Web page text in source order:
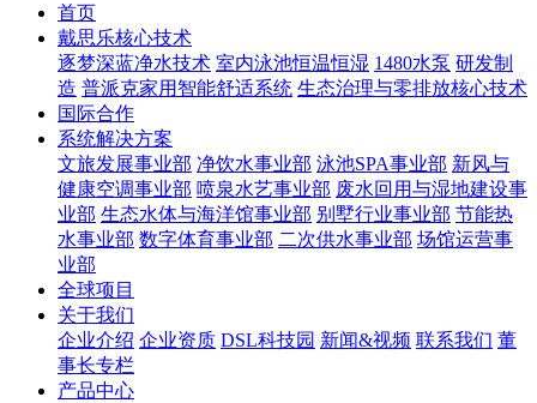
首页
戴思乐核心技术
逐梦深蓝净水技术 室内泳池恒温恒湿 1480水泵 研发制
造 普派克家用智能舒适系统 生态治理与零排放核心技术
国际合作
系统解决方案
文旅发展事业部 净饮水事业部 泳池SPA事业部 新风与
健康空调事业部 喷泉水艺事业部 废水回用与湿地建设事
业部 生态水体与海洋馆事业部 别墅行业事业部 节能热
水事业部 数字体育事业部 二次供水事业部 场馆运营事
业部
全球项目
关于我们
企业介绍 企业资质 DSL科技园 新闻&视频 联系我们 董
事长专栏
产品中心